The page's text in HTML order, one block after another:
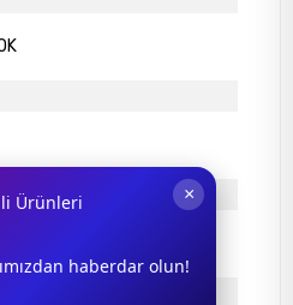
×
Ürünleri
haberdar olun!